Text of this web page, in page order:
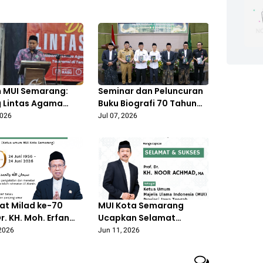
MUI Semarang:
Lintas Agama
untuk Merawat
Seminar dan Peluncuran
Buku Biografi 70 Tahun
Prof Erfan Soebahar, UIN
Keteladanan Guru Besar
Jul 07, 2026
Milad ke-70
KH. Moh. Erfan
M.A.
MUI Kota Semarang
Ucapkan Selamat
kepada Prof. Dr. KH. Noor
Ketua Umum MUI Jawa
Jun 11, 2026